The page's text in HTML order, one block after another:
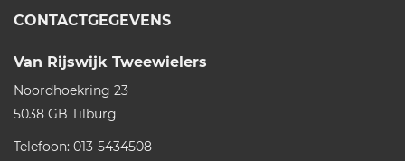
CONTACTGEGEVENS
Van Rijswijk Tweewielers
Noordhoekring 23
5038 GB Tilburg
Telefoon: 013-5434508